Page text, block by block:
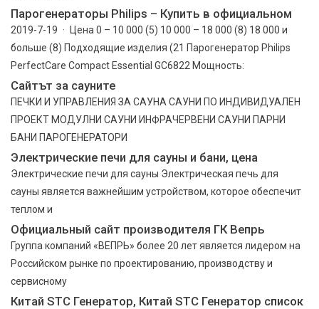
Парогенераторы Philips – Купить в официальном
2019-7-19 · Цена 0 – 10 000 (5) 10 000 – 18 000 (8) 18 000 и
больше (8) Подходящие изделия (21 Парогенератор Philips
PerfectCare Compact Essential GC6822 Мощность:
Сайтът за сауните
ПЕЧКИ И УПРАВЛЕНИЯ ЗА САУНА САУНИ ПО ИНДИВИДУАЛЕН
ПРОЕКТ МОДУЛНИ САУНИ ИНФРАЧЕРВЕНИ САУНИ ПАРНИ
БАНИ ПАРОГЕНЕРАТОРИ
Электрические печи для сауны и бани, цена
Электрические печи для сауны Электрическая печь для
сауны является важнейшим устройством, которое обеспечит
теплом и
Официальный сайт производителя ГК Вепрь
Группа компаний «ВЕПРЬ» более 20 лет является лидером на
Российском рынке по проектированию, производству и
сервисному
Китай STC Генератор, Китай STC Генератор список